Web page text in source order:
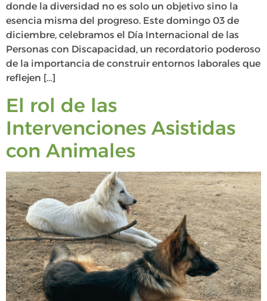
donde la diversidad no es solo un objetivo sino la
esencia misma del progreso. Este domingo 03 de
diciembre, celebramos el Día Internacional de las
Personas con Discapacidad, un recordatorio poderoso
de la importancia de construir entornos laborales que
reflejen […]
El rol de las
Intervenciones Asistidas
con Animales